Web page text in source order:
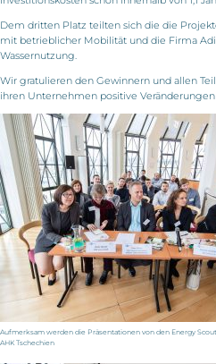
Dem dritten Platz teilten sich die die
mit betrieblicher Mobilität und die Firma
Wassernutzung.
Wir gratulieren den Gewinnern und allen
ihren Unternehmen positive
Aufmerksam werden die Präsentationen von den Energy
AHK Tschechien